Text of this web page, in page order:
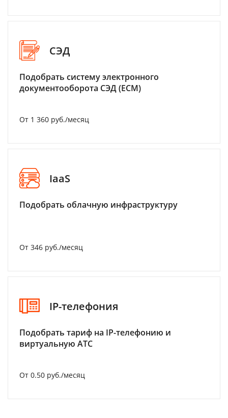
СЭД
Подобрать систему электронного
документооборота СЭД (ECM)
От 1 360 руб./месяц
IaaS
Подобрать облачную инфраструктуру
От 346 руб./месяц
IP-телефония
Подобрать тариф на IP-телефонию и
виртуальную АТС
От 0.50 руб./месяц